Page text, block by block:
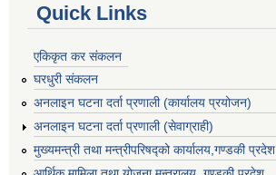
Quick Links
एकिकृत कर संकलन
घरधुरी संकलन
अनलाइन घटना दर्ता प्रणाली (कार्यालय प्रयोजन)
अनलाइन घटना दर्ता प्रणाली (सेवाग्राही)
मुख्यमन्त्री तथा मन्त्रीपरिषद्को कार्यालय,गण्डकी प्रदेश